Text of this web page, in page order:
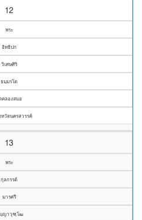
12
พระ
อิทธิปก
วิเศษศิริ
ธมฺมรโต
คลองสมอ
วัดนครสวรรค์
13
พระ
กุลกรรต์
มารศรี
ญาวุฑฺโฒ